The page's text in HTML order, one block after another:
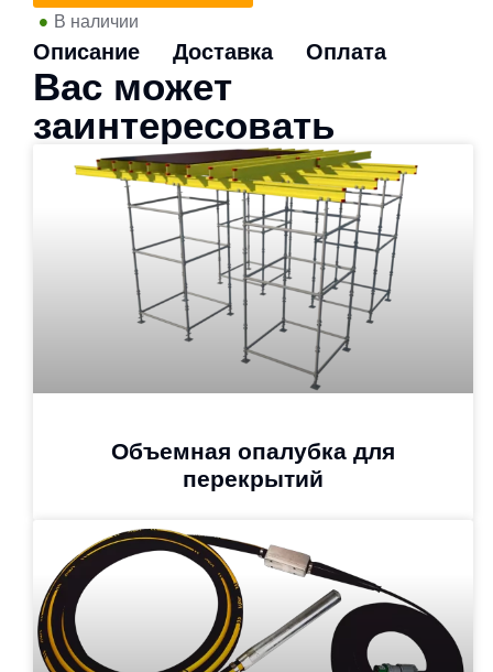
• В наличии
Описание Доставка Оплата
Вас может
заинтересовать
Объемная опалубка для
перекрытий